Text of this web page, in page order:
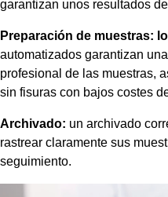
garantizan unos resultados
Preparación de muestras:
automatizados garantizan
profesional de las muestras,
sin fisuras con bajos costes
Archivado: un archivado
rastrear claramente sus
seguimiento.